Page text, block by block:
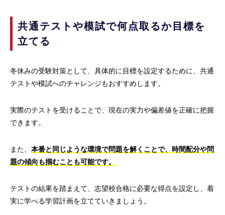
共通テストや模試で何点取るか目標を
立てる
冬休みの受験対策として、具体的に目標を設定するために、共通
テストや模試へのチャレンジもおすすめします。
実際のテストを受けることで、現在の実力や偏差値を正確に把握
できます。
また、 本番と同じような環境で問題を解くことで、時間配分や問
題の傾向も掴むことも可能です。
テストの結果を踏まえて、志望校合格に必要な得点を設定し、着
実に学べる学習計画を立てていきましょう。